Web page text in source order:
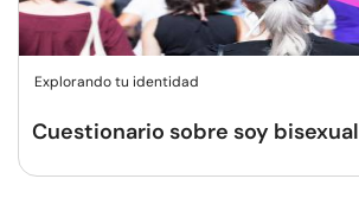
Explorando tu identidad
Cuestionario sobre soy bisexual